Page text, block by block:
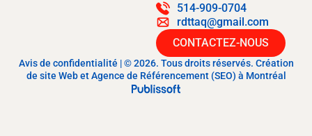
514-909-0704
rdttaq@gmail.com
CONTACTEZ-NOUS
Avis de confidentialité | © 2026. Tous droits réservés. Création
de site Web et Agence de Référencement (SEO) à Montréal